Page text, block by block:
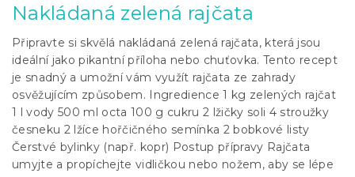
Nakládaná zelená rajčata
Připravte si skvělá nakládaná zelená rajčata, která jsou
ideální jako pikantní příloha nebo chuťovka. Tento recept
je snadný a umožní vám využít rajčata ze zahrady
osvěžujícím způsobem. Ingredience 1 kg zelených rajčat
1 l vody 500 ml octa 100 g cukru 2 lžičky soli 4 stroužky
česneku 2 lžíce hořčičného semínka 2 bobkové listy
Čerstvé bylinky (např. kopr) Postup přípravy Rajčata
umyjte a propíchejte vidličkou nebo nožem, aby se lépe